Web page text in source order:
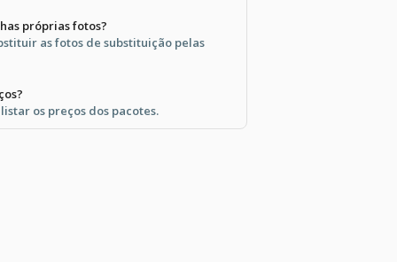
próprias fotos?
as fotos de substituição pelas
os preços dos pacotes.